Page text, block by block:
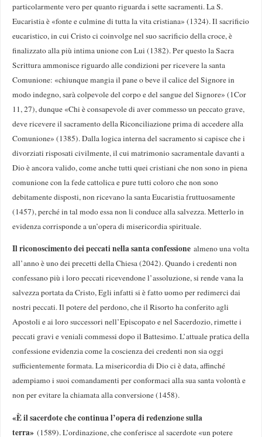
particolarmente vero per quanto riguarda i sette sacramenti. La S.
Eucaristia è «fonte e culmine di tutta la vita cristiana» (1324). Il sacrificio
eucaristico, in cui Cristo ci coinvolge nel suo sacrificio della croce, è
finalizzato alla più intima unione con Lui (1382). Per questo la Sacra
Scrittura ammonisce riguardo alle condizioni per ricevere la santa
Comunione: «chiunque mangia il pane o beve il calice del Signore in
modo indegno, sarà colpevole del corpo e del sangue del Signore» (1Cor
11, 27), dunque «Chi è consapevole di aver commesso un peccato grave,
deve ricevere il sacramento della Riconciliazione prima di accedere alla
Comunione» (1385). Dalla logica interna del sacramento si capisce che i
divorziati risposati civilmente, il cui matrimonio sacramentale davanti a
Dio è ancora valido, come anche tutti quei cristiani che non sono in piena
comunione con la fede cattolica e pure tutti coloro che non sono
debitamente disposti, non ricevano la santa Eucaristia fruttuosamente
(1457), perché in tal modo essa non li conduce alla salvezza. Metterlo in
evidenza corrisponde a un’opera di misericordia spirituale.
Il riconoscimento dei peccati nella santa confessione almeno una volta
all’anno è uno dei precetti della Chiesa (2042). Quando i credenti non
confessano più i loro peccati ricevendone l’assoluzione, si rende vana la
salvezza portata da Cristo, Egli infatti si è fatto uomo per redimerci dai
nostri peccati. Il potere del perdono, che il Risorto ha conferito agli
Apostoli e ai loro successori nell’Episcopato e nel Sacerdozio, rimette i
peccati gravi e veniali commessi dopo il Battesimo. L’attuale pratica della
confessione evidenzia come la coscienza dei credenti non sia oggi
sufficientemente formata. La misericordia di Dio ci è data, affinché
adempiamo i suoi comandamenti per conformaci alla sua santa volontà e
non per evitare la chiamata alla conversione (1458).
«È il sacerdote che continua l’opera di redenzione sulla
terra» (1589). L’ordinazione, che conferisce al sacerdote «un potere